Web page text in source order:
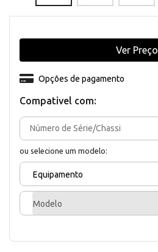
Compativel com:
ou selecione um modelo:
Equipamento
Modelo
Opções de pagamento
Ver Preço